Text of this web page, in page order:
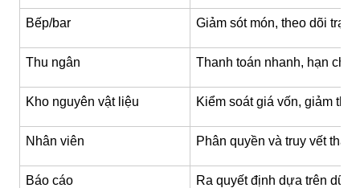
Bếp/bar Giảm sót món, theo dõi
Thu ngân Thanh toán nhanh, hạn chế
Kho nguyên vật liệu Kiểm soát giá vốn, giảm thất
Nhân viên Phân quyền và truy vết thao
Báo cáo Ra quyết định dựa trên dữ